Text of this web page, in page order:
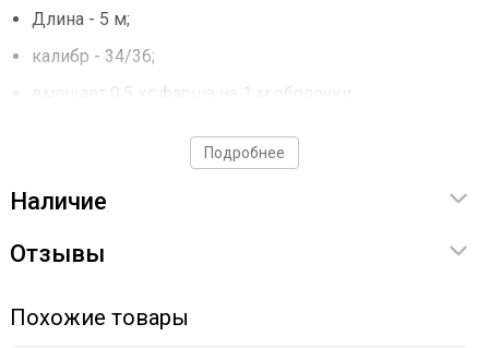
Длина - 5 м;
калибр - 34/36;
вмещает 0,5 кг фарша на 1 м оболочки.
Подробнее
Наличие
Отзывы
Похожие товары